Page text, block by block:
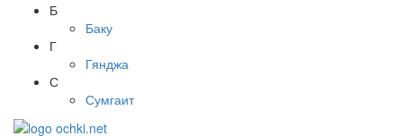
Б
Баку
Г
Гянджа
С
Сумгаит